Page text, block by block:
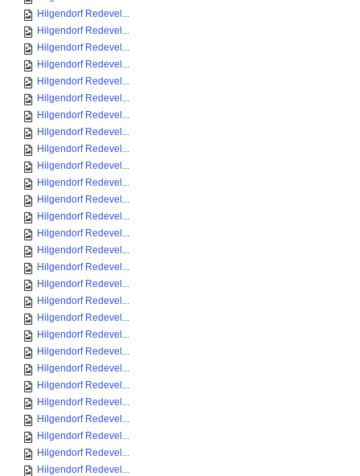
Hilgendorf Redevel...
Hilgendorf Redevel...
Hilgendorf Redevel...
Hilgendorf Redevel...
Hilgendorf Redevel...
Hilgendorf Redevel...
Hilgendorf Redevel...
Hilgendorf Redevel...
Hilgendorf Redevel...
Hilgendorf Redevel...
Hilgendorf Redevel...
Hilgendorf Redevel...
Hilgendorf Redevel...
Hilgendorf Redevel...
Hilgendorf Redevel...
Hilgendorf Redevel...
Hilgendorf Redevel...
Hilgendorf Redevel...
Hilgendorf Redevel...
Hilgendorf Redevel...
Hilgendorf Redevel...
Hilgendorf Redevel...
Hilgendorf Redevel...
Hilgendorf Redevel...
Hilgendorf Redevel...
Hilgendorf Redevel...
Hilgendorf Redevel...
Hilgendorf Redevel...